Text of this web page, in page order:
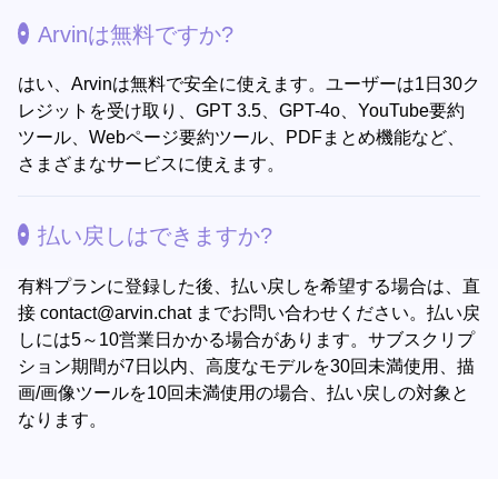
Arvinは無料ですか?
はい、Arvinは無料で安全に使えます。ユーザーは1日30ク
レジットを受け取り、GPT 3.5、GPT-4o、YouTube要約
ツール、Webページ要約ツール、PDFまとめ機能など、
さまざまなサービスに使えます。
払い戻しはできますか?
有料プランに登録した後、払い戻しを希望する場合は、直
接 contact@arvin.chatまでお問い合わせください。払い戻
しには5～10営業日かかる場合があります。サブスクリプ
ション期間が7日以内、高度なモデルを30回未満使用、描
画/画像ツールを10回未満使用の場合、払い戻しの対象と
なります。